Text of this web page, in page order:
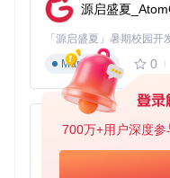
700万+用户深度参
源启盛夏
Markdown
0
py-xiaozhi